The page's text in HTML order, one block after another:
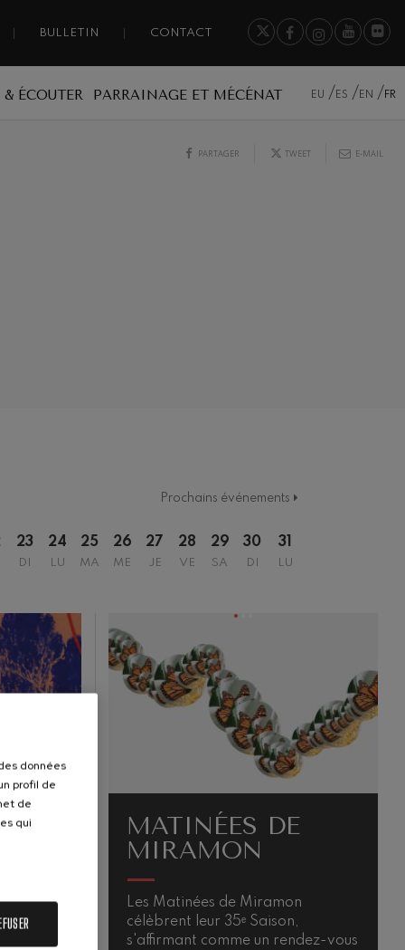
BULLETIN CONTACT
ÉCOUTER PARRAINAGE ET MÉCÉNAT EU ES EN FR
PARTAGER TWEET E-MAIL
Prochains événements
23
DI
24
LU
25
MA
26
ME
27
JE
28
VE
29
SA
30
DI
31
LU
MATINÉES DE
MIRAMON
Les Matinées de Miramon
célèbrent leur 35ᵉ Saison,
s'affirmant comme un rendez-vous
données
profil de
de
qui